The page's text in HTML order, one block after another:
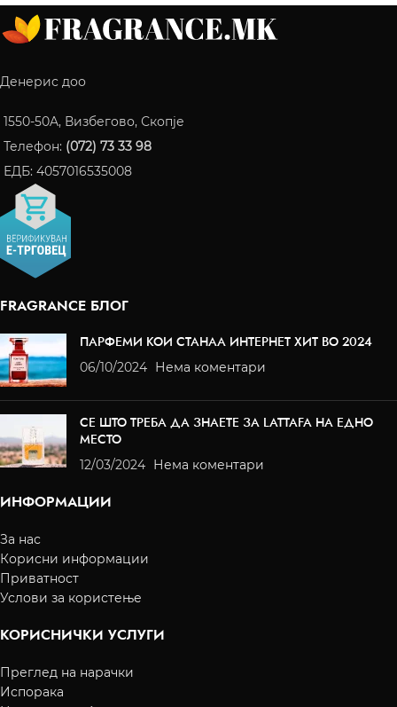
Денерис доо
1550-50A, Визбегово, Скопје
Телефон: (072) 73 33 98
ЕДБ: 4057016535008
FRAGRANCE БЛОГ
ПАРФЕМИ КОИ СТАНАА ИНТЕРНЕТ ХИТ ВО 2024
06/10/2024 Нема коментари
СЕ ШТО ТРЕБА ДА ЗНАЕТЕ ЗА LATTAFA НА ЕДНО
МЕСТО
12/03/2024 Нема коментари
ИНФОРМАЦИИ
За нас
Корисни информации
Приватност
Услови за користење
КОРИСНИЧКИ УСЛУГИ
Преглед на нарачки
Испорака